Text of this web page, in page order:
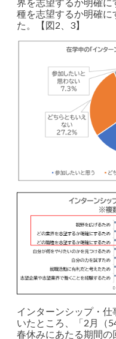
種を志望するか明確に
た。【図2、3】
インターンシップ・
いたところ、「2月（
春休みにあたる期間